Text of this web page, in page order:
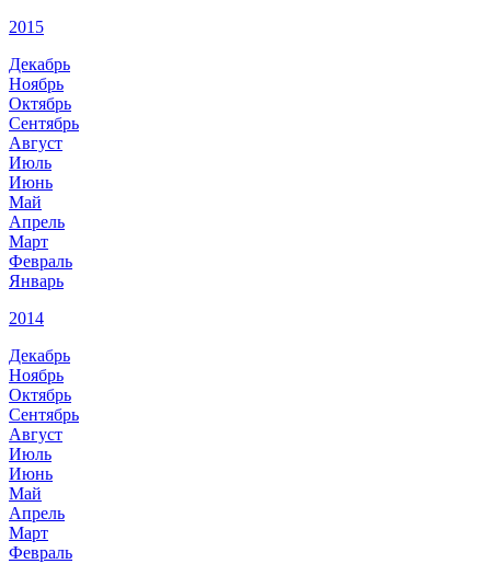
2015
Декабрь
Ноябрь
Октябрь
Сентябрь
Август
Июль
Июнь
Май
Апрель
Март
Февраль
Январь
2014
Декабрь
Ноябрь
Октябрь
Сентябрь
Август
Июль
Июнь
Май
Апрель
Март
Февраль